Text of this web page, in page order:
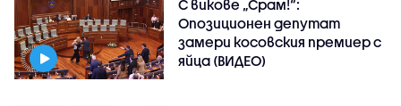
С викове „Срам!“:
Опозиционен депутат
замери косовския премиер с
яйца (ВИДЕО)